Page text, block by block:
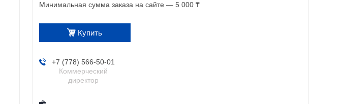
Минимальная сумма заказа на сайте — 5 000 ₸
Купить
+7 (778) 566-50-01
Коммерческий
директор